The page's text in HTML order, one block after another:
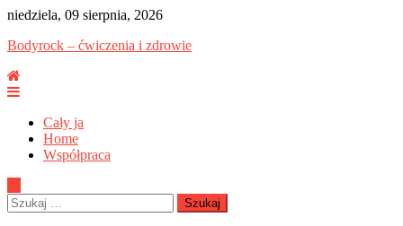
Skip
content
niedziela, 09 sierpnia, 2026
Bodyrock – ćwiczenia i zdrowie
Cały ja
Home
Współpraca
Szukaj: